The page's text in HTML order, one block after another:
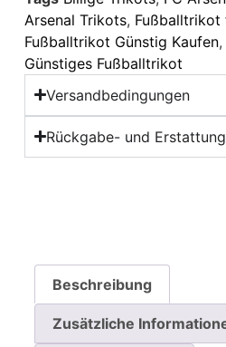
Arsenal Trikots, Fußballtrikot
Fußballtrikot Günstig Kaufen,
Günstiges Fußballtrikot
Versandbedingungen
Rückgabe- und
Beschreibung
Zusätzliche